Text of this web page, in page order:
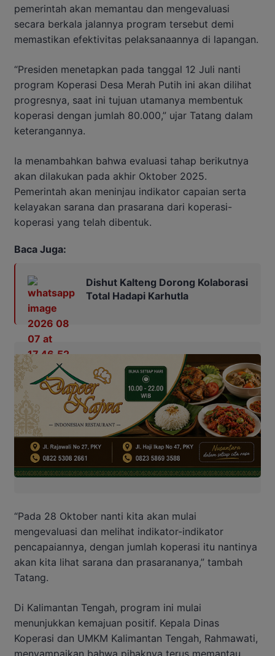
pemerintah akan memantau dan mengevaluasi
secara berkala jalannya program tersebut demi
memastikan efektivitas pelaksanaannya di lapangan.
“Presiden menetapkan pada tanggal 12 Juli nanti
program Koperasi Desa Merah Putih ini akan dilihat
progresnya, saat ini tujuan utamanya membentuk
koperasi dengan jumlah 80.000,” ujar Tatang dalam
keterangannya.
Ia menambahkan bahwa evaluasi tahap berikutnya
akan dilakukan pada akhir Oktober 2025.
Pemerintah akan meninjau indikator capaian serta
kelayakan sarana dan prasarana dari koperasi-
koperasi yang telah dibentuk.
Baca Juga:
Dishut Kalteng Dorong Kolaborasi
Total Hadapi Karhutla
“Pada 28 Oktober nanti kita akan mulai
mengevaluasi dan melihat indikator-indikator
pencapaiannya, dengan jumlah koperasi itu nantinya
akan kita lihat sarana dan prasarananya,” tambah
Tatang.
Di Kalimantan Tengah, program ini mulai
menunjukkan kemajuan positif. Kepala Dinas
Koperasi dan UMKM Kalimantan Tengah, Rahmawati,
menyampaikan bahwa pihaknya terus memantau